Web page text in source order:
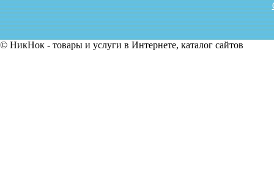
© НикНок - товары и услуги в Интернете, каталог сайтов